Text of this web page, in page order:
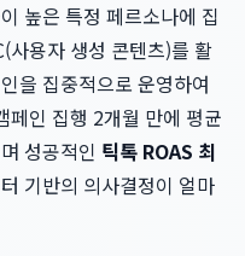
높은 특정 페르소나에 집
사용자 생성 콘텐츠)를 활
을 집중적으로 운영하여
페인 집행 2개월 만에 평균
성공적인 틱톡 ROAS 최
기반의 의사결정이 얼마